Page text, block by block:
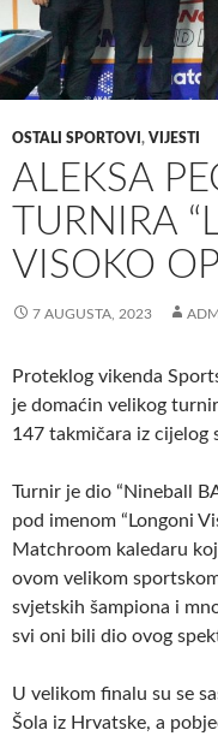
OSTALI SPORTOVI , VIJESTI
ALEKSA
TURNIRA
VISOKO
7 AUGUSTA, 2023
Proteklog vikenda
je domaćin velikog
147 takmičara iz cijelog
Turnir je dio “Nineball
pod imenom “Longoni
Matchroom kaledaru
ovom velikom
svjetskih šampiona i
svi oni bili dio ovog
U velikom finalu su se
Šola iz Hrvatske, a